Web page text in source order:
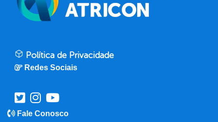
Política de Privacidade
Redes Sociais
Fale Conosco